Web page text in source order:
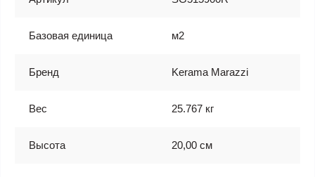
Базовая единица м2
Бренд Kerama Marazzi
Вес 25.767 кг
Высота 20,00 см